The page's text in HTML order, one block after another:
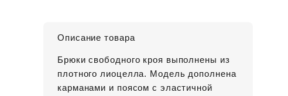
Описание товара
Брюки свободного кроя выполнены из
плотного лиоцелла. Модель дополнена
карманами и поясом с эластичной